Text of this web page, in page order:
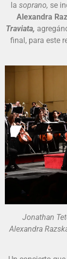
la soprano, se
Alexandra
Traviata,
final, para este
Jonathan
Alexandra